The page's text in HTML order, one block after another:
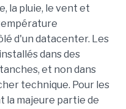
la pluie, le vent et
d'un datacenter. Les
dans des
et non dans
technique. Pour les
la majeure partie de